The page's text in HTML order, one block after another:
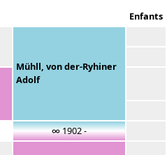
Enfants
Mühll, von der-Ryhiner
Adolf
∞ 1902 -